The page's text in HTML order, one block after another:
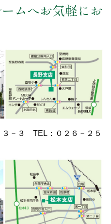
ムへお気軽にお
３－３ TEL：０２６－２５